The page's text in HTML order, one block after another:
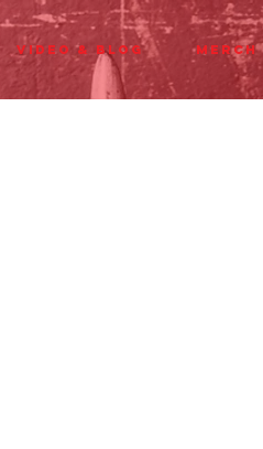
Video & Blog Merch